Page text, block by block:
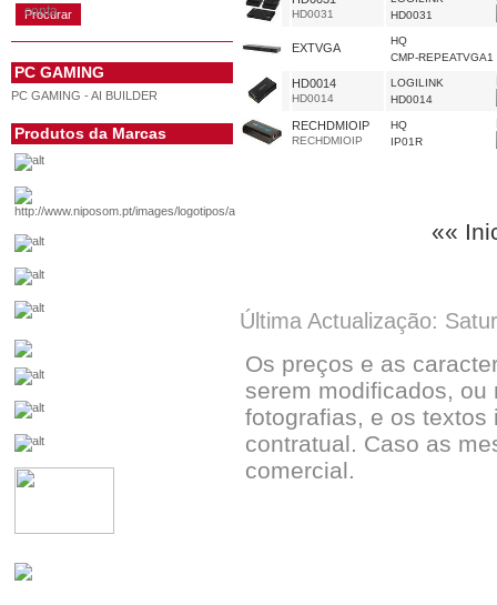
conta
PC GAMING
PC GAMING - AI BUILDER
Produtos da Marcas
HD0031
HD0031
EXTVGA
HQ
CMP-REPEATVGA1
HD0014
HD0014
LOGILINK
HD0014
RECHDMIOIP
RECHDMIOIP
HQ
IP01R
««
Última Actualização:
Os preços e as
serem modificados, ou
fotografias, e os
contratual. Caso as
comercial.